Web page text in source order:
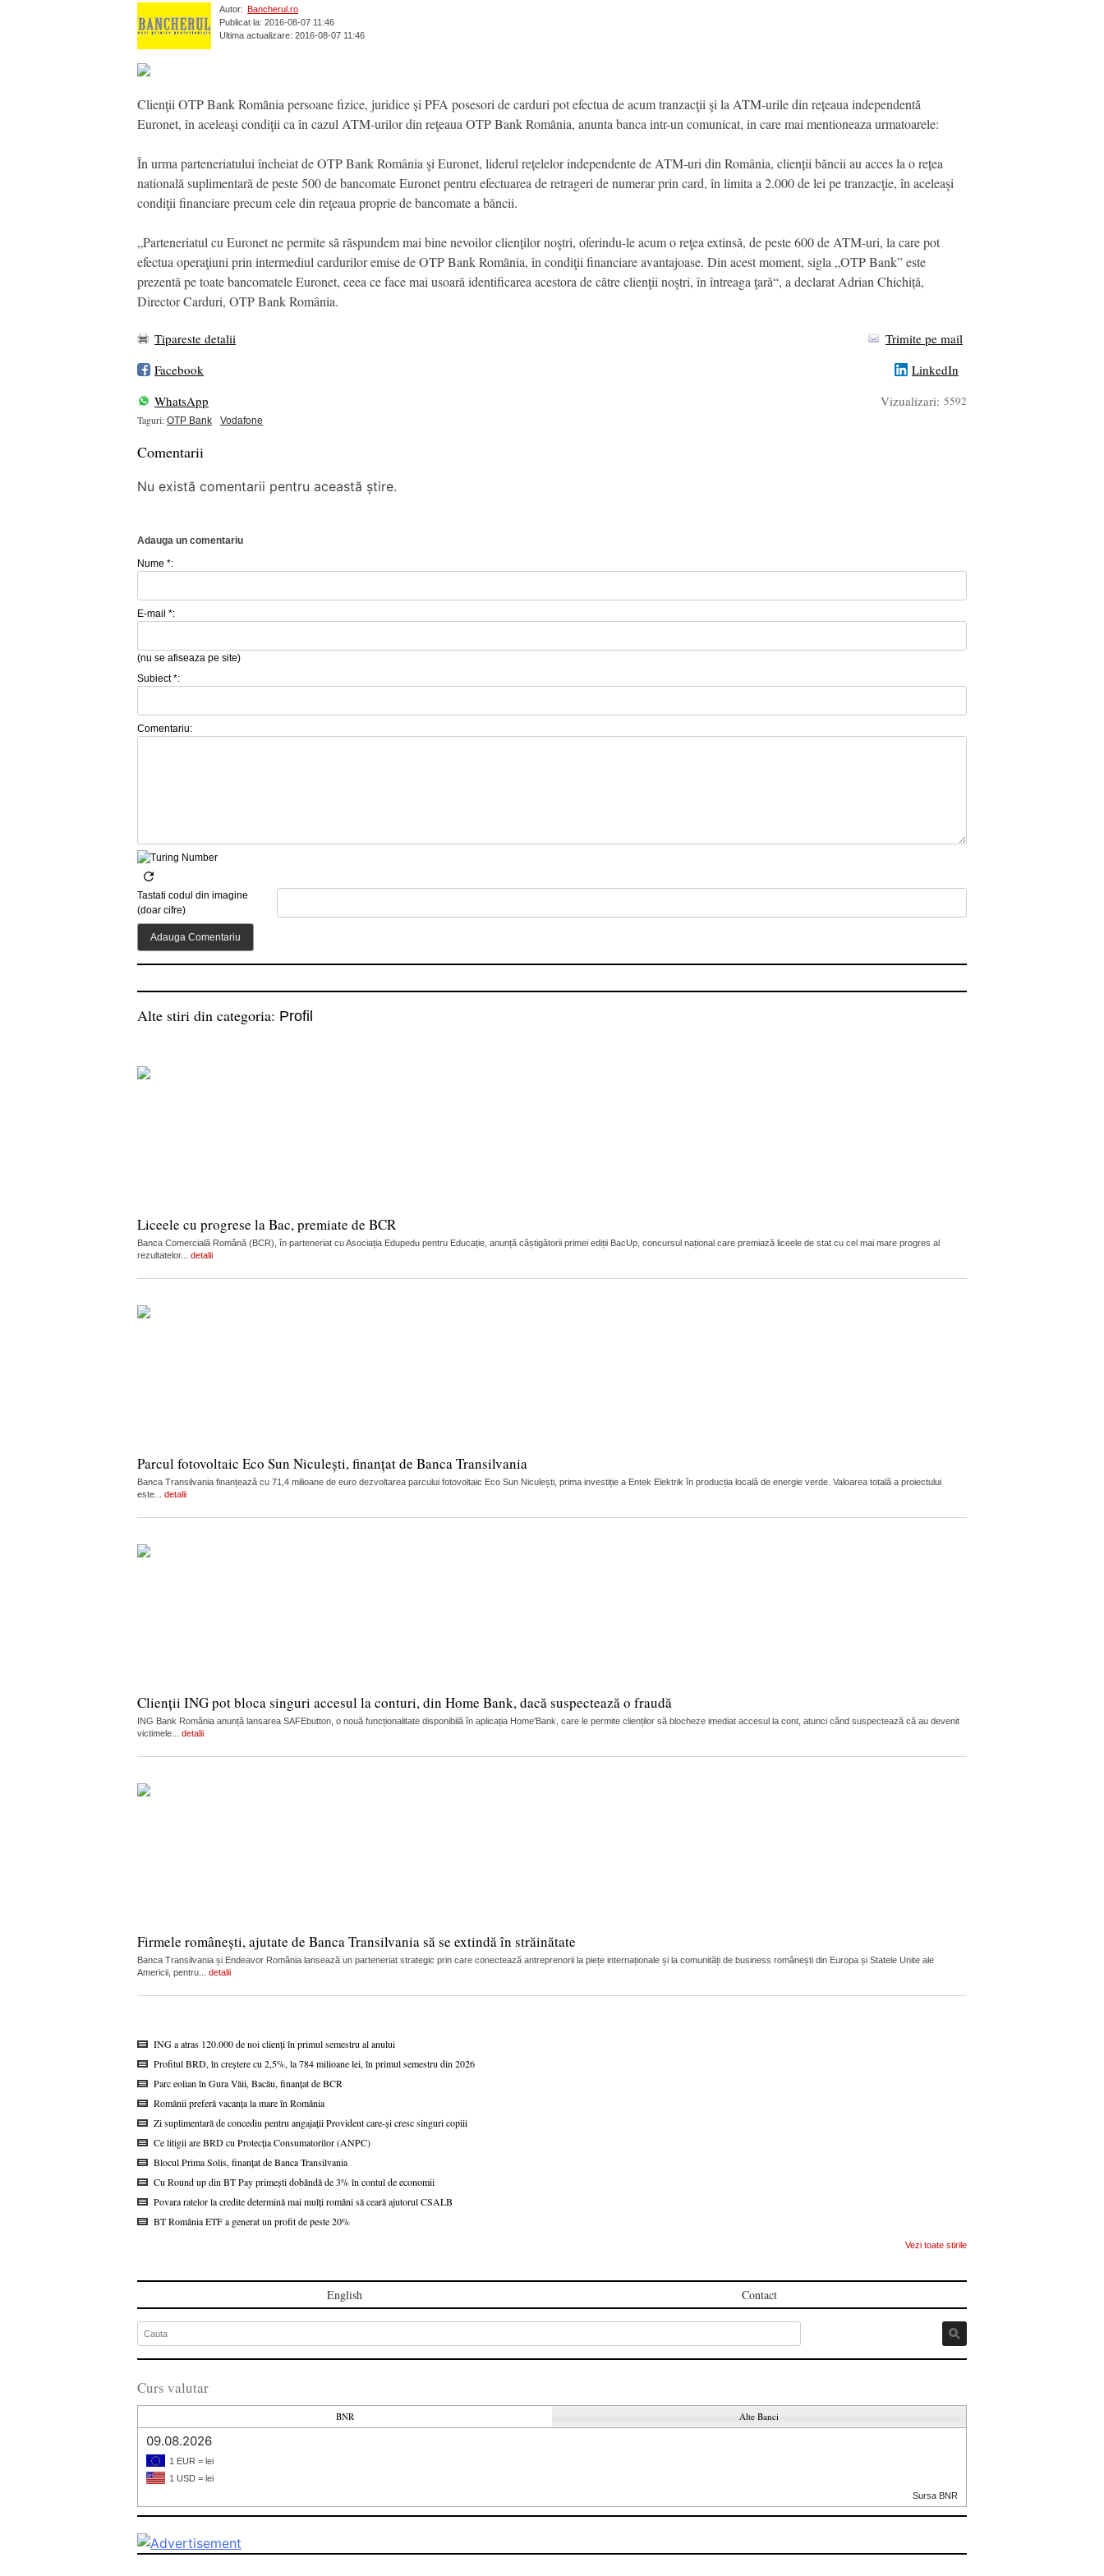
Autor:
Bancherul.ro
Publicat la: 2016-08-07 11:46
Ultima actualizare: 2016-08-07 11:46
Clienţii OTP Bank Romȃnia persoane fizice, juridice și PFA posesori de carduri pot efectua de acum tranzacţii şi la ATM-urile din rețeaua independentă
Euronet, în aceleaşi condiţii ca în cazul ATM-urilor din reţeaua OTP Bank Romȃnia, anunta banca intr-un comunicat, in care mai mentioneaza urmatoarele:
În urma parteneriatului încheiat de OTP Bank România şi Euronet, liderul rețelelor independente de ATM-uri din România, clienții băncii au acces la o rețea
natională suplimentară de peste 500 de bancomate Euronet pentru efectuarea de retrageri de numerar prin card, în limita a 2.000 de lei pe tranzacţie, în aceleaşi
condiţii financiare precum cele din reţeaua proprie de bancomate a băncii.
„Parteneriatul cu Euronet ne permite să răspundem mai bine nevoilor clienților noştri, oferindu-le acum o reţea extinsă, de peste 600 de ATM-uri, la care pot
efectua operaţiuni prin intermediul cardurilor emise de OTP Bank Romȃnia, în condiţii financiare avantajoase. Din acest moment, sigla „OTP Bank” este
prezentă pe toate bancomatele Euronet, ceea ce face mai usoară identificarea acestora de către clienţii noştri, în întreaga ţară“, a declarat Adrian Chichiță,
Director Carduri, OTP Bank România.
Tipareste detalii
Trimite pe mail
Facebook
LinkedIn
WhatsApp
Vizualizari: 5592
Taguri: OTP Bank Vodafone
Comentarii
Nu există comentarii pentru această știre.
Adauga un comentariu
Nume *:
E-mail *:
(nu se afiseaza pe site)
Subiect *:
Comentariu:
Tastati codul din imagine
(doar cifre)
Alte stiri din categoria: Profil
Liceele cu progrese la Bac, premiate de BCR
Banca Comercială Română (BCR), în parteneriat cu Asociația Edupedu pentru Educație, anunță câștigătorii primei ediții BacUp, concursul național care premiază liceele de stat cu cel mai mare progres al
rezultatelor... detalii
Parcul fotovoltaic Eco Sun Niculești, finanțat de Banca Transilvania
Banca Transilvania finanțează cu 71,4 milioane de euro dezvoltarea parcului fotovoltaic Eco Sun Niculești, prima investiție a Entek Elektrik în producția locală de energie verde. Valoarea totală a proiectului
este... detalii
Clienții ING pot bloca singuri accesul la conturi, din Home Bank, dacă suspectează o fraudă
ING Bank România anunță lansarea SAFEbutton, o nouă funcționalitate disponibilă în aplicația Home'Bank, care le permite clienților să blocheze imediat accesul la cont, atunci când suspectează că au devenit
victimele... detalii
Firmele românești, ajutate de Banca Transilvania să se extindă în străinătate
Banca Transilvania și Endeavor România lansează un parteneriat strategic prin care conectează antreprenorii la piețe internaționale și la comunități de business românești din Europa și Statele Unite ale
Americii, pentru... detalii
ING a atras 120.000 de noi clienți în primul semestru al anului
Profitul BRD, în creștere cu 2,5%, la 784 milioane lei, în primul semestru din 2026
Parc eolian în Gura Văii, Bacău, finanțat de BCR
Românii preferă vacanța la mare în România
Zi suplimentară de concediu pentru angajații Provident care-și cresc singuri copiii
Ce litigii are BRD cu Protecția Consumatorilor (ANPC)
Blocul Prima Solis, finanțat de Banca Transilvania
Cu Round up din BT Pay primești dobândă de 3% în contul de economii
Povara ratelor la credite determină mai mulți români să ceară ajutorul CSALB
BT România ETF a generat un profit de peste 20%
Vezi toate stirile
English Contact
Curs valutar
BNR Alte Banci
09.08.2026
1 EUR = lei
1 USD = lei
Sursa BNR